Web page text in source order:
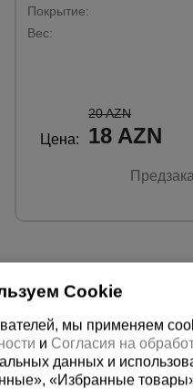
Покрытие:
Вес:
Цена:
20 AZN
18 AZN
Cookie
мы применяем
и Согласия на
данных и
«Избранные